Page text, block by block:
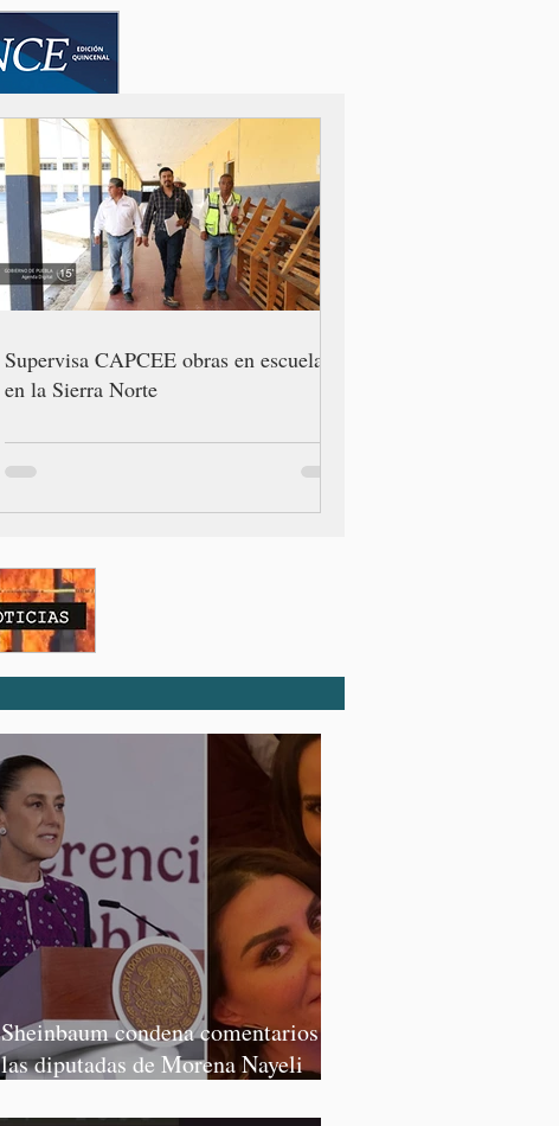
Supervisa CAPCEE obras en escuelas
en la Sierra Norte
Sheinbaum condena comentarios de
las diputadas de Morena Nayeli